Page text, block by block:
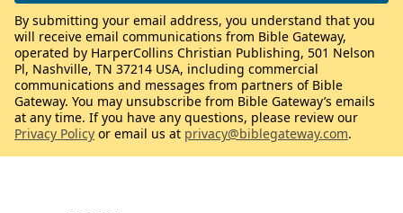
By submitting your email address, you understand that you
will receive email communications from Bible Gateway,
operated by HarperCollins Christian Publishing, 501 Nelson
Pl, Nashville, TN 37214 USA, including commercial
communications and messages from partners of Bible
Gateway. You may unsubscribe from Bible Gateway’s emails
at any time. If you have any questions, please review our
Privacy Policy or email us at privacy@biblegateway.com.